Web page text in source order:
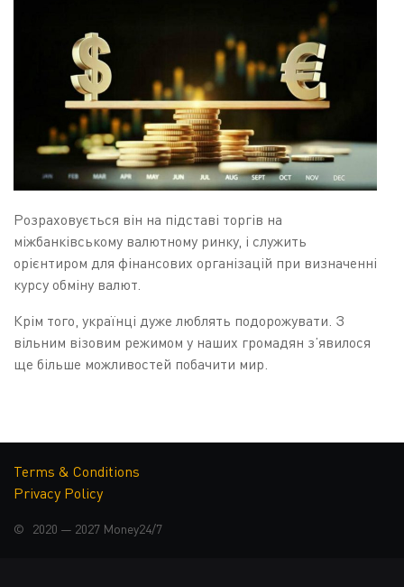
Розраховується він на підставі торгів на
міжбанківському валютному ринку, і служить
орієнтиром для фінансових організацій при визначенні
курсу обміну валют.
Крім того, українці дуже люблять подорожувати. З
вільним візовим режимом у наших громадян з’явилося
ще більше можливостей побачити мир.
ЯК ФОРМУЄТЬСЯ КУРС
ВАЛЮТ?
Курс валют в Україні встановлений гнучкий, тобто він
Terms & Conditions
Privacy Policy
© 2020 — 2027 Money24/7